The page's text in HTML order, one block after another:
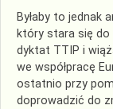
Byłaby to jednak
który stara się do
dyktat TTIP i
we współpracę
ostatnio przy
doprowadzić do